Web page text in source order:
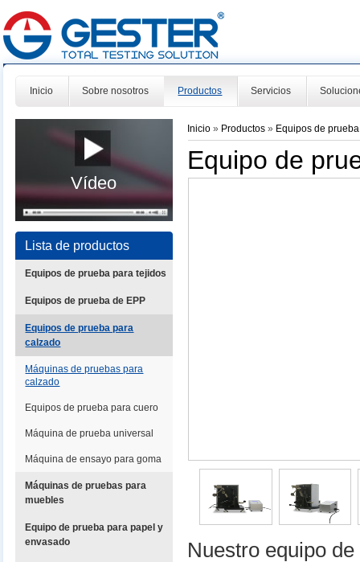
Inicio Sobre nosotros Productos Servicios
Vídeo
Lista de productos
Equipos de prueba para tejidos
Equipos de prueba de EPP
Equipos de prueba para
calzado
Máquinas de pruebas para
calzado
Equipos de prueba para cuero
Máquina de prueba universal
Máquina de ensayo para goma
Máquinas de pruebas para
muebles
Equipo de prueba para papel y
envasado
Inicio » Productos» Equipos de
Equipo de
Nuestro equipo